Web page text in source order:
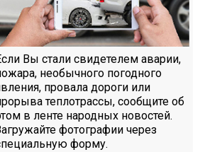
Вы стали свидетелем аварии,
необычного погодного
провала дороги или
теплотрассы, сообщите об
в ленте народных новостей.
фотографии через
форму.